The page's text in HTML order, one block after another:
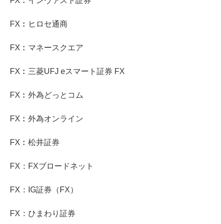
FX︰ヒロセ通商
FX︰マネースクエア
FX︰三菱UFJ eスマート証券 FX
FX︰外為どっとコム
FX︰外為オンライン
FX︰松井証券
FX：FXブロードネット
FX：IG証券（FX）
FX：ひまわり証券